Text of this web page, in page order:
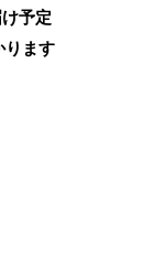
予定
ります